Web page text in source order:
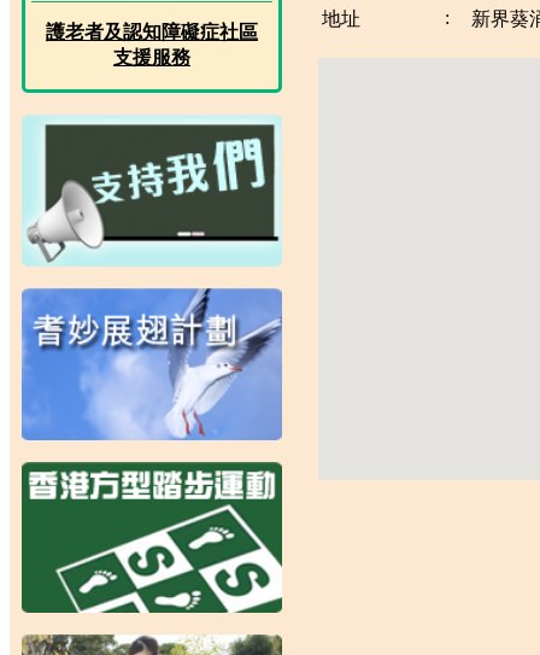
護老者及認知障礙症社區
支援服務
地址
: 新界葵